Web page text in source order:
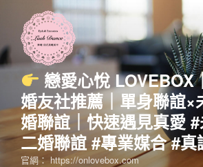
要
戀愛心悅 LOVEBOX
婚友社推薦｜單身聯誼×
婚聯誼｜快速遇見真愛
二婚聯誼 #專業媒合 #真
官網： https://onlovebox.com